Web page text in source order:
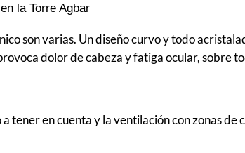
la Torre Agbar
son varias. Un diseño curvo y todo
dolor de cabeza y fatiga ocular, sobre
tener en cuenta y la ventilación con zonas de